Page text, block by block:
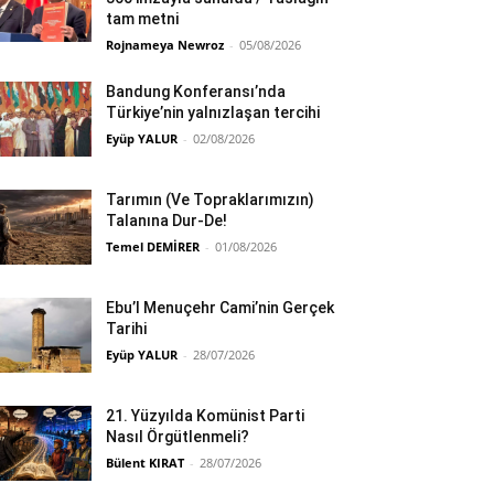
tam metni
Rojnameya Newroz - 05/08/2026
Bandung Konferansı’nda
Türkiye’nin yalnızlaşan tercihi
Eyüp YALUR - 02/08/2026
Tarımın (Ve Topraklarımızın)
Talanına Dur-De!
Temel DEMİRER - 01/08/2026
Ebu’l Menuçehr Cami’nin Gerçek
Tarihi
Eyüp YALUR - 28/07/2026
21. Yüzyılda Komünist Parti
Nasıl Örgütlenmeli?
Bülent KIRAT - 28/07/2026